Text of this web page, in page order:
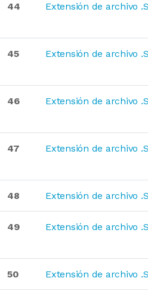
44 Extensión de archivo
45 Extensión de archivo
46 Extensión de archivo
47 Extensión de archivo
48 Extensión de archivo
49 Extensión de archivo
50 Extensión de archivo